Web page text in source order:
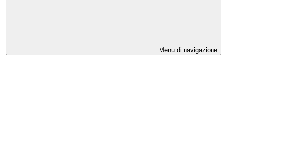
Menu di navigazione